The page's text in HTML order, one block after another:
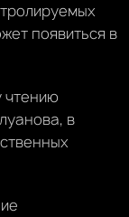
появиться в
чтению
в